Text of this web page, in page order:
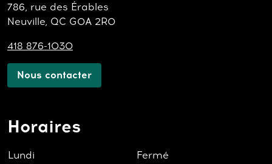
786, rue des Érables
Neuville, QC G0A 2R0
418 876-1030
Nous contacter
Horaires
Lundi
Fermé